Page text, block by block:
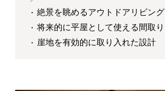
絶景を眺めるアウトドアリビング
将来的に平屋として使える間取り
崖地を有効的に取り入れた設計